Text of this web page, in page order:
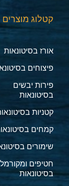
קטלוג מוצרים
אורז בסיטונאות
פיצוחים
פירות יבשים
בסיטונאות
קטניות
קמחים
שימורים
חטיפים
בסיטונאות